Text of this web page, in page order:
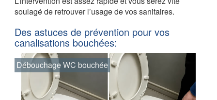
soulagé de retrouver l’usage de vos sanitaires.
Des astuces de prévention pour vos
canalisations bouchées:
Débouchage WC bouchée